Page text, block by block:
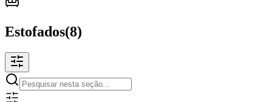
Estofados(8)